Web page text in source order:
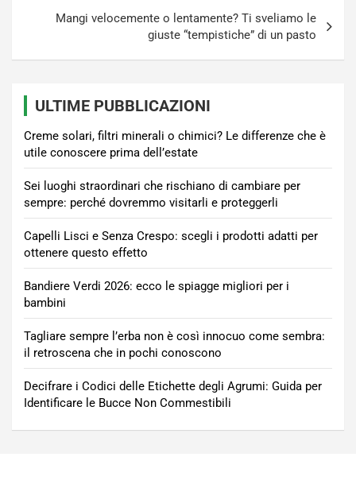
Mangi velocemente o lentamente? Ti sveliamo le
giuste “tempistiche” di un pasto
ULTIME PUBBLICAZIONI
Creme solari, filtri minerali o chimici? Le differenze che è
utile conoscere prima dell’estate
Sei luoghi straordinari che rischiano di cambiare per
sempre: perché dovremmo visitarli e proteggerli
Capelli Lisci e Senza Crespo: scegli i prodotti adatti per
ottenere questo effetto
Bandiere Verdi 2026: ecco le spiagge migliori per i
bambini
Tagliare sempre l’erba non è così innocuo come sembra:
il retroscena che in pochi conoscono
Decifrare i Codici delle Etichette degli Agrumi: Guida per
Identificare le Bucce Non Commestibili